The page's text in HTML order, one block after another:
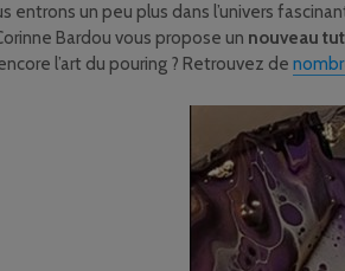
entrons un peu plus dans l’univers
Bardou vous propose un nouveau
l’art du pouring ? Retrouvez de